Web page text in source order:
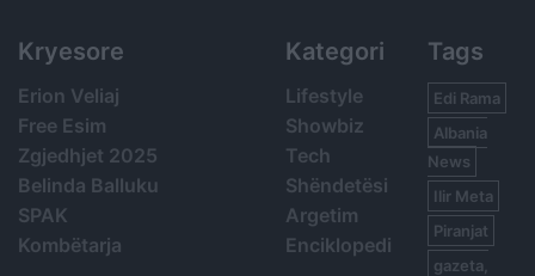
Kryesore
Erion Veliaj
Free Esim
Zgjedhjet 2025
Belinda Balluku
SPAK
Kombëtarja
Kategori
Lifestyle
Showbiz
Tech
Shëndetësi
Argetim
Enciklopedi
Tags
Edi Rama
Albania
News
Ilir Meta
Piranjat
gazeta,